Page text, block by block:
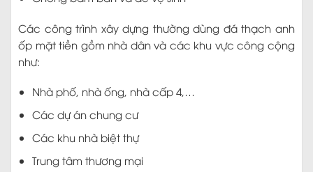
Các công trình xây dựng thường dùng đá thạch anh
ốp mặt tiền gồm nhà dân và các khu vực công cộng
như:
Nhà phố, nhà ống, nhà cấp 4,…
Các dự án chung cư
Các khu nhà biệt thự
Trung tâm thương mại